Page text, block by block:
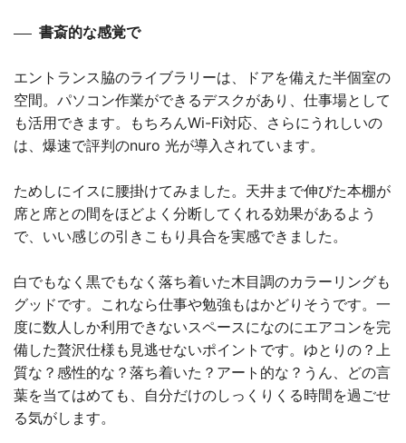
書斎的な感覚で
エントランス脇のライブラリーは、ドアを備えた半個室の
空間。パソコン作業ができるデスクがあり、仕事場として
も活用できます。もちろんWi-Fi対応、さらにうれしいの
は、爆速で評判のnuro 光が導入されています。
ためしにイスに腰掛けてみました。天井まで伸びた本棚が
席と席との間をほどよく分断してくれる効果があるよう
で、いい感じの引きこもり具合を実感できました。
白でもなく黒でもなく落ち着いた木目調のカラーリングも
グッドです。これなら仕事や勉強もはかどりそうです。一
度に数人しか利用できないスペースになのにエアコンを完
備した贅沢仕様も見逃せないポイントです。ゆとりの？上
質な？感性的な？落ち着いた？アート的な？うん、どの言
葉を当てはめても、自分だけのしっくりくる時間を過ごせ
る気がします。